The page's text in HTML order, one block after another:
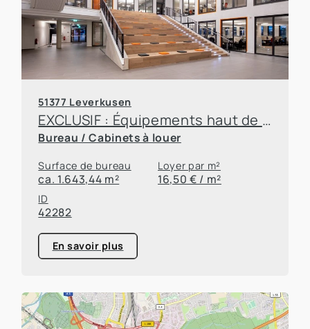
51377 Leverkusen
EXCLUSIF : Équipements haut de gamme, emplacement idéal et taux d'imposition réduit de moitié ! Louez votre nouveau bureau à Leverkusen !
Bureau / Cabinets à louer
Surface de bureau
ca. 1.643,44 m²
Loyer par m²
16,50 € / m²
ID
42282
En savoir plus